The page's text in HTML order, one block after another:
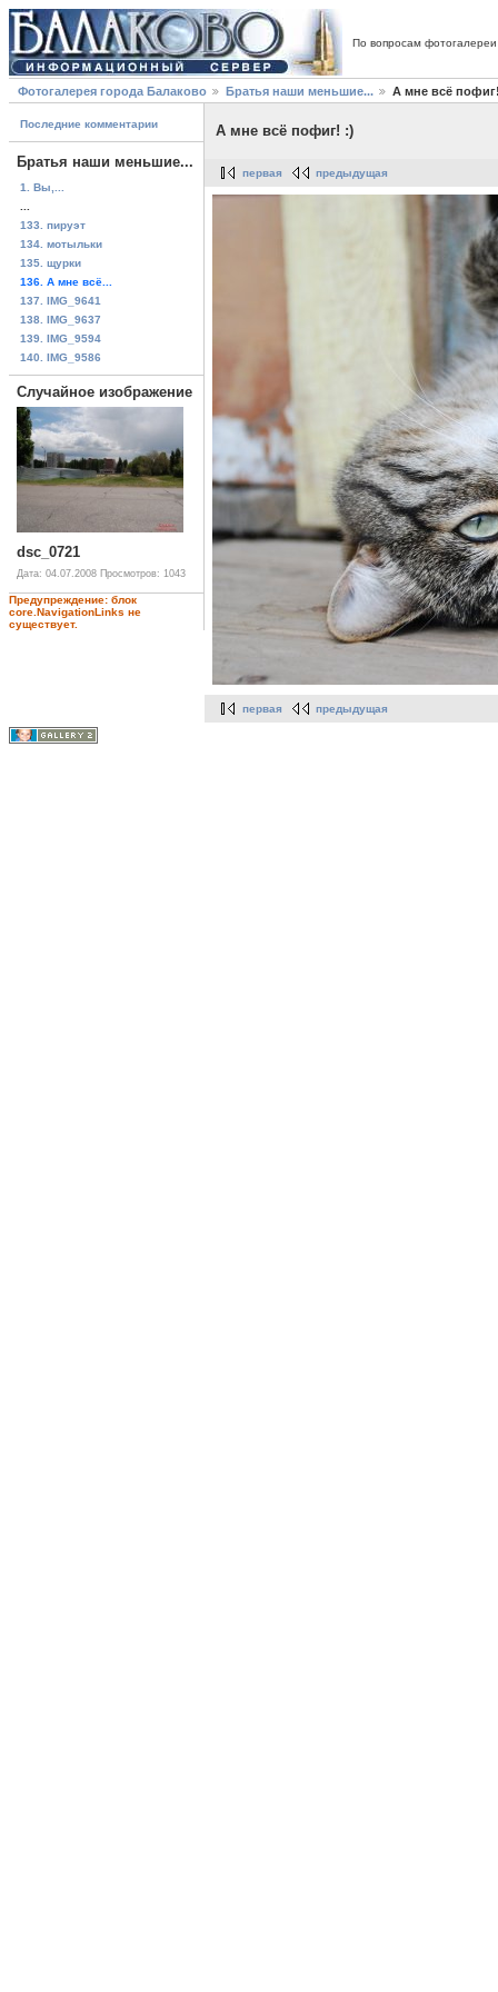
По вопросам
Фотогалерея города Балаково Братья наши меньшие... А мне всё
Последние комментарии
Братья наши меньшие...
1. Вы,...
133. пируэт
134. мотыльки
135. щурки
136. А мне всё...
137. IMG_9641
138. IMG_9637
139. IMG_9594
140. IMG_9586
Случайное изображение
dsc_0721
Дата: 04.07.2008 Просмотров: 1043
Предупреждение: блок
core.NavigationLinks не
существует.
А мне всё пофиг! :)
первая предыдущая
первая предыдущая